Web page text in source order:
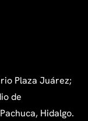
Plaza Juárez;
de
Hidalgo.